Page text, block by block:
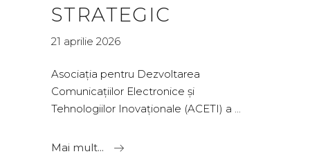
STRATEGIC
21 aprilie 2026
Asociația pentru Dezvoltarea
Comunicațiilor Electronice și
Tehnologiilor Inovaționale (ACETI) a
Mai mult...